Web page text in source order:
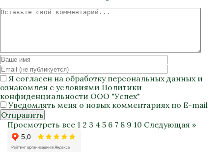
Я согласен на обработку персональных данныхи
ознакомлен с условиями Политики
конфиденциальности ООО "Успех"
Уведомлять меня о новых комментариях по E-mail
Отправить
Просмотреть все 1 2 3 4 5 6 7 8 9 10 Следующая »